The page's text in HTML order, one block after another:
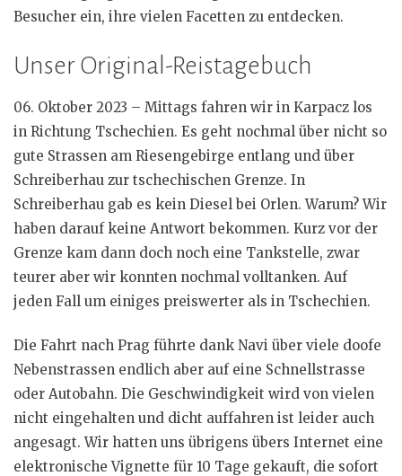
Besucher ein, ihre vielen Facetten zu entdecken.
Unser Original-Reistagebuch
06. Oktober 2023 – Mittags fahren wir in Karpacz los
in Richtung Tschechien. Es geht nochmal über nicht so
gute Strassen am Riesengebirge entlang und über
Schreiberhau zur tschechischen Grenze. In
Schreiberhau gab es kein Diesel bei Orlen. Warum? Wir
haben darauf keine Antwort bekommen. Kurz vor der
Grenze kam dann doch noch eine Tankstelle, zwar
teurer aber wir konnten nochmal volltanken. Auf
jeden Fall um einiges preiswerter als in Tschechien.
Die Fahrt nach Prag führte dank Navi über viele doofe
Nebenstrassen endlich aber auf eine Schnellstrasse
oder Autobahn. Die Geschwindigkeit wird von vielen
nicht eingehalten und dicht auffahren ist leider auch
angesagt. Wir hatten uns übrigens übers Internet eine
elektronische Vignette für 10 Tage gekauft, die sofort